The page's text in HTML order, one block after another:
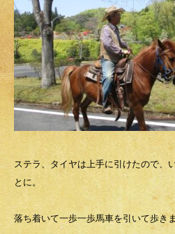
ステラ、タイヤは上手に引けたので、
とに。
落ち着いて一歩一歩馬車を引いて歩き